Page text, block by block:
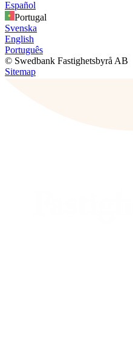
Español
Portugal
Svenska
English
Português
© Swedbank Fastighetsbyrå AB
Sitemap